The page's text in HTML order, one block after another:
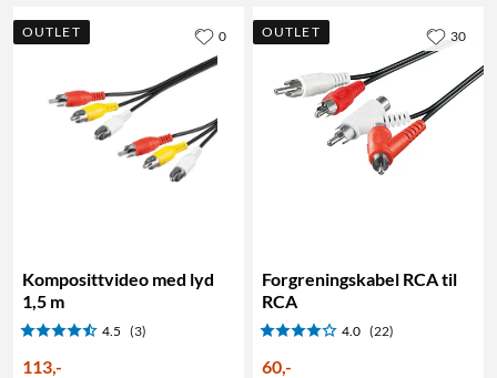
OUTLET
Komposittvideo med lyd
1,5 m
4.5 (3)
113,-
0 OUTLET
Forgreningskabel RCA til
RCA
4.0 (22)
60,-
30